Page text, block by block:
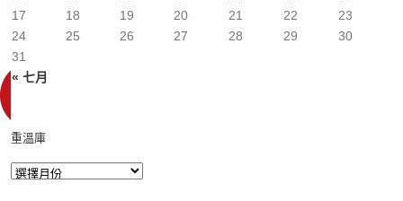
« 七月
17
18 19 20 21 22
23
24
25 26 27 28 29
30
31
重溫庫